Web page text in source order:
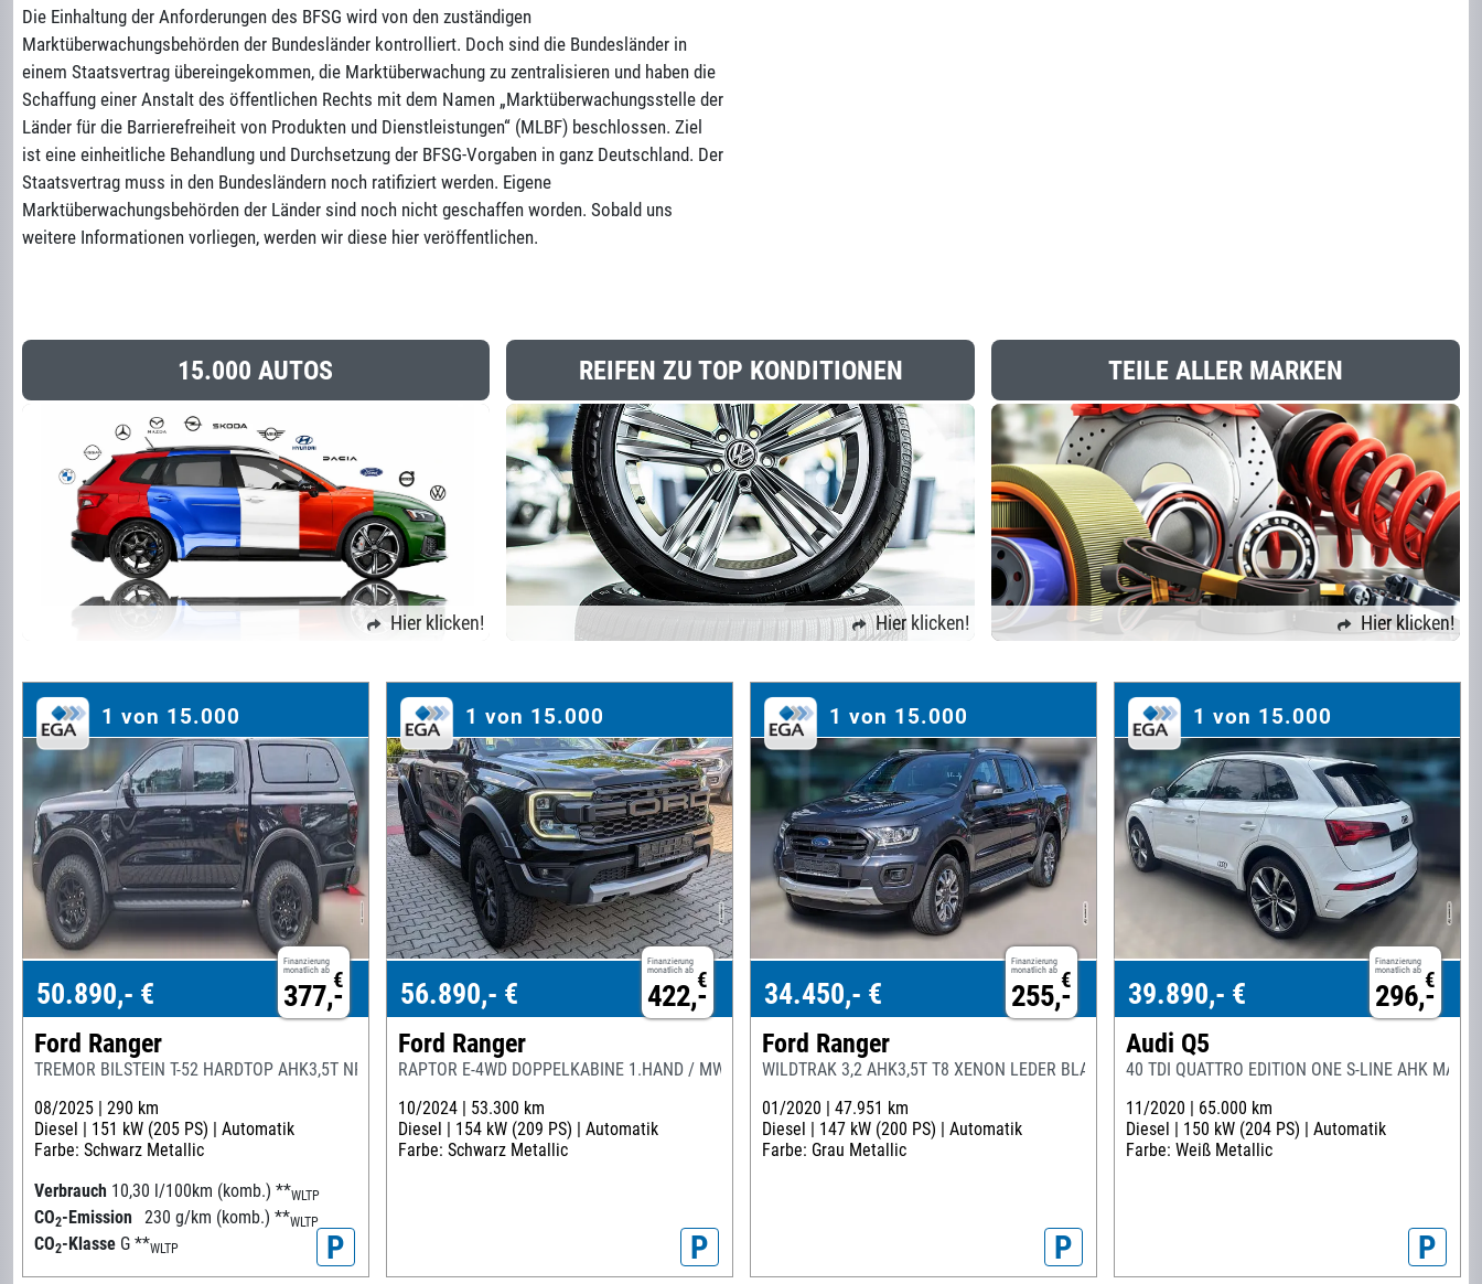
Die Einhaltung der Anforderungen des BFSG wird von den zuständigen
Marktüberwachungsbehörden der Bundesländer kontrolliert. Doch sind die Bundesländer in
einem Staatsvertrag übereingekommen, die Marktüberwachung zu zentralisieren und haben die
Schaffung einer Anstalt des öffentlichen Rechts mit dem Namen „Marktüberwachungsstelle der
Länder für die Barrierefreiheit von Produkten und Dienstleistungen“ (MLBF) beschlossen. Ziel
ist eine einheitliche Behandlung und Durchsetzung der BFSG-Vorgaben in ganz Deutschland. Der
Staatsvertrag muss in den Bundesländern noch ratifiziert werden. Eigene
Marktüberwachungsbehörden der Länder sind noch nicht geschaffen worden. Sobald uns
weitere Informationen vorliegen, werden wir diese hier veröffentlichen.
15.000 AUTOS
Hier klicken!
REIFEN ZU TOP KONDITIONEN
Hier klicken!
TEILE ALLER MARKEN
Hier klicken!
1 von 15.000
Finanzierung
monatlich ab €
377,-
50.890,- €
Ford Ranger
TREMOR BILSTEIN T-52 HARDTOP AHK3,5T NP55T LAGER
08/2025 | 290 km
Diesel | 151 kW (205 PS) | Automatik
Farbe: Schwarz Metallic
Verbrauch 10,30 l/100km (komb.) **WLTP
CO2-Emission 230 g/km (komb.) **WLTP
CO2-Klasse G **WLTP P
1 von 15.000
Finanzierung
monatlich ab €
422,-
56.890,- €
Ford Ranger
RAPTOR E-4WD DOPPELKABINE 1.HAND / MWST.
10/2024 | 53.300 km
Diesel | 154 kW (209 PS) | Automatik
Farbe: Schwarz Metallic
P
1 von 15.000
Finanzierung
monatlich ab €
255,-
34.450,- €
Ford Ranger
WILDTRAK 3,2 AHK3,5T T8 XENON LEDER BLACK
01/2020 | 47.951 km
Diesel | 147 kW (200 PS) | Automatik
Farbe: Grau Metallic
P
1 von 15.000
Finanzierung
monatlich ab €
296,-
39.890,- €
Audi Q5
40 TDI QUATTRO EDITION ONE S-LINE AHK
11/2020 | 65.000 km
Diesel | 150 kW (204 PS) | Automatik
Farbe: Weiß Metallic
P